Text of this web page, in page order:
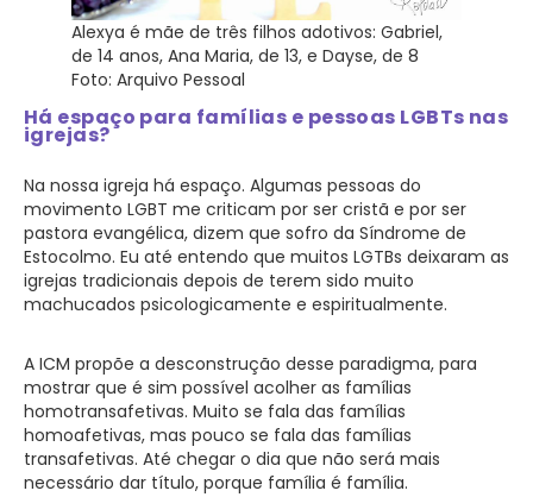
Alexya é mãe de três filhos adotivos: Gabriel,
de 14 anos, Ana Maria, de 13, e Dayse, de 8
Foto: Arquivo Pessoal
Há espaço para famílias e pessoas LGBTs nas
igrejas?
Na nossa igreja há espaço. Algumas pessoas do
movimento LGBT me criticam por ser cristã e por ser
pastora evangélica, dizem que sofro da Síndrome de
Estocolmo. Eu até entendo que muitos LGTBs deixaram as
igrejas tradicionais depois de terem sido muito
machucados psicologicamente e espiritualmente.
A ICM propõe a desconstrução desse paradigma, para
mostrar que é sim possível acolher as famílias
homotransafetivas. Muito se fala das famílias
homoafetivas, mas pouco se fala das famílias
transafetivas. Até chegar o dia que não será mais
necessário dar título, porque família é família.